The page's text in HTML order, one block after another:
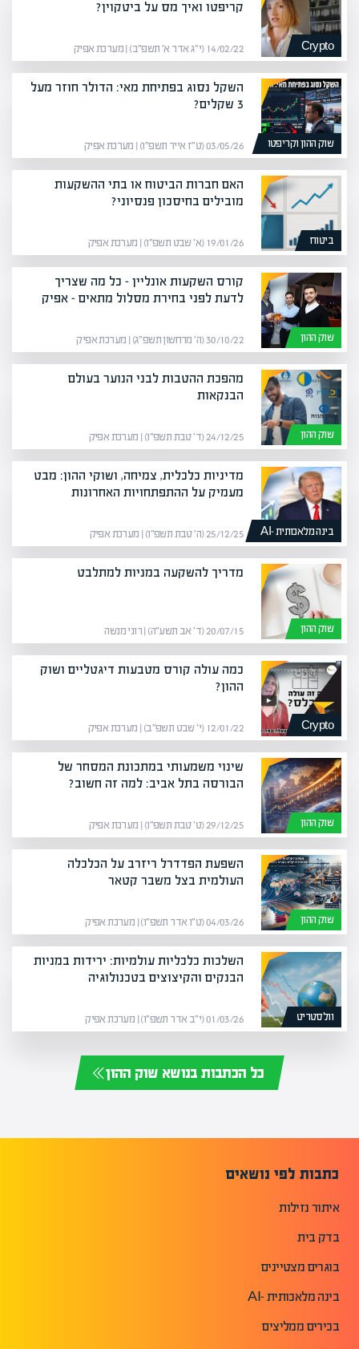
Crypto
קריפטו ואיך מס על ביטקוין?
14/02/22 (י״ג אדר א׳ תשפ״ב) | מערכת אפיק
שוק ההון וקריפטו
השקל נסוג בפתיחת מאי: הדולר חוזר מעל
3 שקלים?
03/05/26 (ט״ז אייר תשפ״ו) | מערכת אפיק
ביטוח
האם חברות הביטוח או בתי ההשקעות
מובילים בחיסכון פנסיוני?
19/01/26 (א׳ שבט תשפ״ו) | מערכת אפיק
שוק ההון
קורס השקעות אונליין – כל מה שצריך
לדעת לפני בחירת מסלול מתאים – אפיק
30/10/22 (ה׳ מרחשון תשפ״ג) | מערכת אפיק
שוק ההון
מהפכת ההטבות לבני הנוער בעולם
הבנקאות
24/12/25 (ד׳ טבת תשפ״ו) | מערכת אפיק
בינה מלאכותית -AI
מדיניות כלכלית, צמיחה, ושוקי ההון: מבט
מעמיק על ההתפתחויות האחרונות
25/12/25 (ה׳ טבת תשפ״ו) | מערכת אפיק
שוק ההון
מדריך להשקעה במניות למתלבט
20/07/15 (ד׳ אב תשע״ה) | רוני מנשה
Crypto
כמה עולה קורס מטבעות דיגטליים ושוק
ההון?
12/01/22 (י׳ שבט תשפ״ב) | מערכת אפיק
שוק ההון
שינוי משמעותי במתכונת המסחר של
הבורסה בתל אביב: למה זה חשוב?
29/12/25 (ט׳ טבת תשפ״ו) | מערכת אפיק
שוק ההון
השפעת הפדדרל ריזרב על הכלכלה
העולמית בצל משבר קטאר
04/03/26 (ט״ו אדר תשפ״ו) | מערכת אפיק
וולסטריט
השלכות כלכליות עולמיות: ירידות במניות
הבנקים והקיצוצים בטכנולוגיה
01/03/26 (י״ב אדר תשפ״ו) | מערכת אפיק
כל הכתבות בנושא שוק ההון
כתבות לפי נושאים
איתור נזילות
בדק בית
בוגרים מצטיינים
בינה מלאכותית -AI
בכירים ממליצים